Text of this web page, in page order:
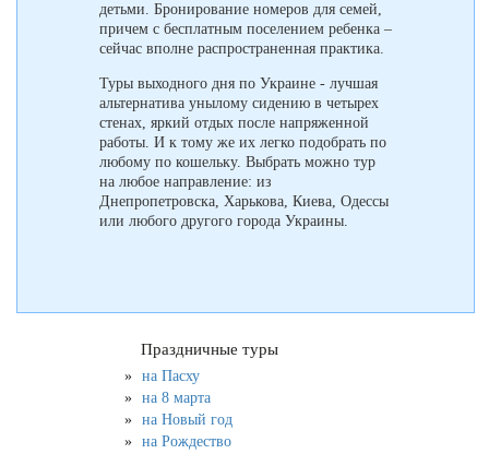
детьми. Бронирование номеров для семей,
причем с бесплатным поселением ребенка –
сейчас вполне распространенная практика.
Туры выходного дня по Украине - лучшая
альтернатива унылому сидению в четырех
стенах, яркий отдых после напряженной
работы. И к тому же их легко подобрать по
любому по кошельку. Выбрать можно тур
на любое направление: из
Днепропетровска, Харькова, Киева, Одессы
или любого другого города Украины.
Праздничные туры
на Пасху
на 8 марта
на Новый год
на Рождество